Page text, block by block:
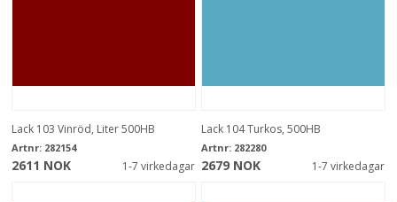
Lack 103 Vinröd, Liter 500HB
Artnr: 282154
2611 NOK 1-7 virkedagar
Lack 104 Turkos, 500HB
Artnr: 282280
2679 NOK 1-7 virkedagar